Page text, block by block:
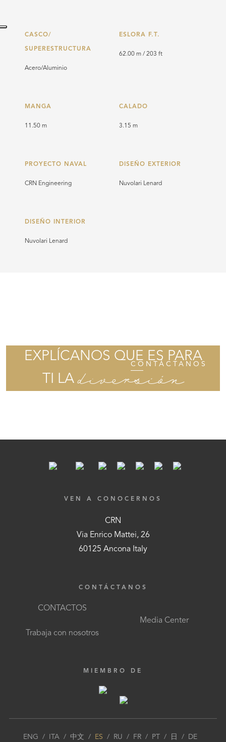
CASCO/
SUPERESTRUCTURA
Acero/Aluminio
ESLORA F.T.
62.00 m / 203 ft
MANGA
11.50 m
CALADO
3.15 m
PROYECTO NAVAL
CRN Engineering
DISEÑO EXTERIOR
Nuvolari Lenard
DISEÑO INTERIOR
Nuvolari Lenard
EXPLÍCANOS QUE ES PARA
TI LA diversión
CONTÁCTANOS
VEN A CONOCERNOS
CRN
Via Enrico Mattei, 26
60125 Ancona Italy
CONTÁCTANOS
CONTACTOS
Trabaja con nosotros
Media Center
MIEMBRO DE
ENG / ITA / 中文 / ES / RU / FR/ PT/ 日 / DE